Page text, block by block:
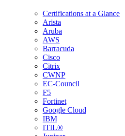
Certifications at a Glance
Arista
Aruba
AWS
Barracuda
Cisco
Citrix
CWNP
EC-Council
F5
Fortinet
Google Cloud
IBM
ITIL®